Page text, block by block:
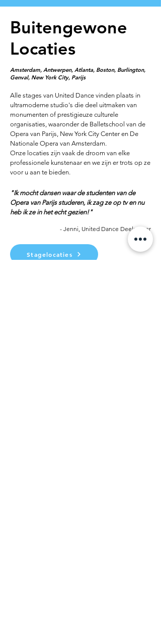
Buitengewone
Locaties
Amsterdam, Antwerpen, Atlanta, Boston, Burlington,
Genval, New York City, Parijs
Alle stages van United Dance vinden plaats in
ultramoderne studio's die deel uitmaken van
monumenten of prestigieuze culturele
organisaties, waaronder de Balletschool van de
Opera van Parijs, New York City Center en De
Nationale Opera van Amsterdam.
Onze locaties zijn vaak de droom van elke
professionele kunstenaar en we zijn er trots op ze
voor u aan te bieden.
"Ik mocht dansen waar de studenten van de
Opera van Parijs studeren, ik zag ze op tv en nu
heb ik ze in het echt gezien!"
- Jenni, United Dance Deelnemer
Stagelocaties